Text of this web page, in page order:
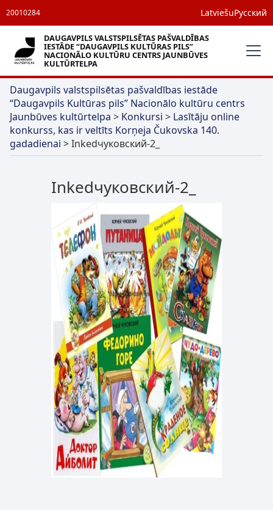
20010284 LatviešuРусский
DAUGAVPILS VALSTSPILSĒTAS PAŠVALDĪBAS
IESTĀDE “DAUGAVPILS KULTŪRAS PILS”
NACIONĀLO KULTŪRU CENTRS JAUNBŪVES
KULTŪRTELPA
Daugavpils valstspilsētas pašvaldības iestāde
“Daugavpils Kultūras pils” Nacionālo kultūru centrs
Jaunbūves kultūrtelpa > Konkursi > Lasītāju online
konkurss, kas ir veltīts Korņeja Čukovska 140.
gadadienai >Inkedчуковский-2_
Inkedчуковский-2_